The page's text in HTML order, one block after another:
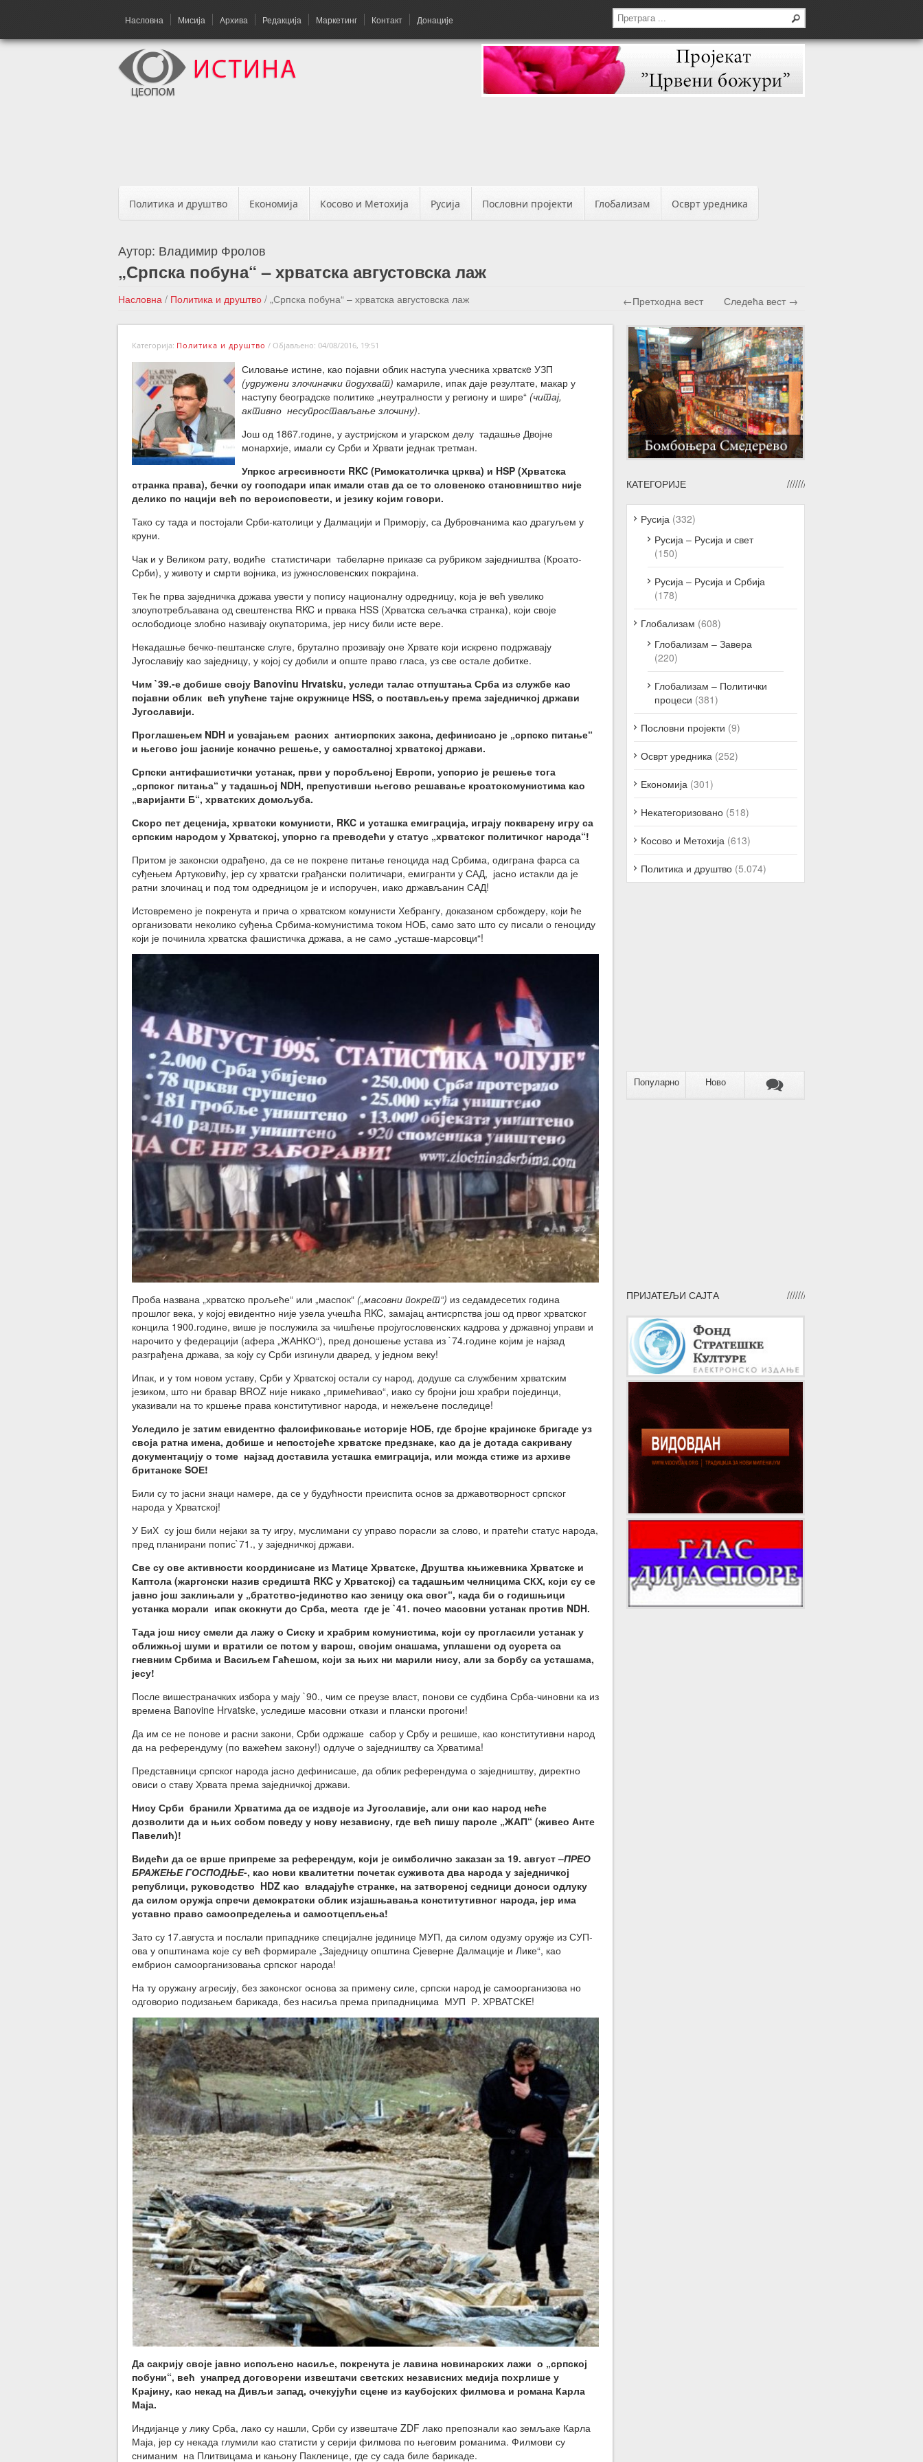
Насловна Мисија Архива Редакција Маркетинг Контакт Донације
Политика и друштво Економија Косово и Метохија Русија Пословни пројекти Глобализам Осврт уредника
Аутор: Владимир Фролов
„Српска побуна“ – хрватска августовска лаж
Насловна / Политика и друштво / „Српска побуна“ – хрватска августовска лаж ←Претходна вест Следећа вест →
Категорија: Политика и друштво / Објављено: 04/08/2016, 19:51
Силовање истине, као појавни облик наступа учесника хрватскe УЗП
(удружени злочиначки подухват) камариле, ипак даје резултате, макар у
наступу београдске политике „неутралности у региону и шире“ (читај,
активно несупростављање злочину).
Још од 1867.године, у аустријском и угарском делу тадашње Двојне
монархије, имали су Срби и Хрвати једнак третман.
Упркос агресивности RKC (Римокатоличка црква) и HSP (Хрватска
странка права), бечки су господари ипак имали став да се то словенско становништво није
делико по нацији већ по вероисповести, и језику којим говори.
Тако су тада и постојали Срби-католици у Далмацији и Приморју, са Дубровчанима као драгуљем у
круни.
Чак и у Великом рату, водиће статистичари табеларне приказе са рубриком заједништва (Кроато-
Срби), у животу и смрти војника, из јужнословенских покрајина.
Тек ће прва заједничка држава увести у попису националну одредницу, која је већ увелико
злоупотребљавана од свештенства RKC и првака HSS (Хрватска сељачка странка), који своје
ослободиоце злобно називају окупаторима, јер нису били исте вере.
Некадашње бечко-пештанске слуге, брутално прозивају оне Хрвате који искрено подржавају
Југославију као заједницу, у којој су добили и опште право гласа, уз све остале добитке.
Чим `39.-е добише своју Banovinu Hrvatsku, уследи талас отпуштања Срба из службе као
појавни облик већ упућене тајне окружнице HSS, о постaвљењу према заједничкој држави
Југославији.
Проглашењем NDH и усвајањем расних антисрпских закона, дефинисано је „српско питање“
и његово још јасније коначно решење, у самосталној хрватској држави.
Српски антифашистички устанак, први у поробљеној Европи, успорио је решење тога
„српског питања“ у тадашњој NDH, препустивши његово решавање кроатокомунистима као
„варијанти Б“, хрватских домољуба.
Скоро пет деценија, хрватски комунисти, RKC и усташка емиграција, играју покварену игру са
српским народом у Хрватској, упорно га преводећи у статус „хрватског политичког народа“!
Притом је законски одрађено, да се не покрене питање геноцида над Србима, одиграна фарса са
суђењем Артуковићу, јер су хрватски грађански политичари, емигранти у САД, јасно истакли да је
ратни злочинац и под том одредницом је и испоручен, иако држављанин САД!
Истовремено је покренута и прича о хрватском комунисти Хебрангу, доказаном србождеру, који ће
организовати неколико суђења Србима-комунистима током НОБ, само зато што су писали о геноциду
који је починила хрватска фашистичка држава, а не само „усташе-марсовци“!
Проба названа „хрватско прољеће“ или „маспок“ („масовни покрет“) из седамдесетих година
прошлог века, у којој евидентно није узела учешћа RKC, замајац антисрпства још од првог хрватског
концила 1900.године, више је послужила за чишћење пројугословенских кадрова у државној управи и
нарочито у федерацији (афера „ЖАНКО“), пред доношење устава из `74.године којим је најзад
разграђена држава, за коју су Срби изгинули дваред, у једном веку!
Ипак, и у том новом уставу, Срби у Хрватској остали су народ, додуше са службеним хрватским
језиком, што ни бравар BROZ није никако „примећивао“, иако су бројни још храбри појединци,
указивали на то кршење права конститутивног народа, и нежељене последице!
Уследило је затим евидентно фалсификовање историје НОБ, где бројне крајинске бригаде уз
своја ратна имена, добише и непостојеће хрватске предзнаке, као да је дотада сакривану
документацију о томе најзад доставила усташка емиграција, или можда стиже из архиве
британске SОЕ!
Били су то јасни знаци намере, да се у будућности преиспита основ за државотворност српског
народа у Хрватској!
У БиХ су још били нејаки за ту игру, муслимани су управо порасли за слово, и пратећи статус народа,
пред планирани попис`71., у заједничкој држави.
Све су ове активности координисане из Матице Хрватске, Друштва књижевника Хрватске и
Каптола (жаргонски назив средиштa RKC у Хрватској) са тадашњим челницима СКХ, који су се
јавно још заклињали у „братство-јединство као зеницу ока свог“, када би о годишњици
устанка морали ипак скокнути до Срба, места где је `41. почео масовни устанак против NDH.
Тада још нису смели да лажу о Сиску и храбрим комунистима, који су прогласили устанак у
оближњој шуми и вратили се потом у варош, својим снашама, уплашени од сусрета са
гневним Србима и Васиљем Гаћешом, који за њих ни марили нису, али за борбу са усташама,
јесу!
После вишестраначких избора у мају `90., чим се преузе власт, понови се судбина Срба-чиновни ка из
времена Banovine Hrvatske, уследише масовни откази и плански прогони!
Да им се не понове и расни закони, Срби одржаше сабор у Србу и решише, као конститутивни народ
да на референдуму (по важећем закону!) одлуче о заједништву са Хрватима!
Представници српског народа јасно дефинисаше, да облик референдума о заједништву, директно
овиси о ставу Хрвата према заједничкој држави.
Нису Срби бранили Хрватима да се издвоје из Југославије, али они као народ неће
дозволити да и њих собом поведу у нову независну, где већ пишу пароле „ЖАП“ (живео Анте
Павелић)!
Видећи да се врше припреме за референдум, који је симболично заказан за 19. август –ПРЕО
БРАЖЕЊЕ ГОСПОДЊЕ-, као нови квалитетни почетак суживота два народа у заједничкој
републици, руководство HDZ као владајуће странке, на затвореној седници доноси одлуку
да силом оружја спречи демократски облик изјашњавања конститутивног народа, јер има
уставно право самоопределења и самоотцепљења!
Зато су 17.августа и послали припаднике специјалне јединице МУП, да силом одузму оружје из СУП-
ова у општинама које су већ формирале „Заједницу општина Сјеверне Далмације и Лике“, као
ембрион самоорганизовања српског народа!
На ту оружану агресију, без законског основа за примену силе, српски народ је самоорганизова но
одговорио подизањем барикада, без насиља према припадницима МУП Р. ХРВАТСКЕ!
Да сакрију своје јавно испољено насиље, покренута је лавина новинарских лажи о „српској
побуни“, већ унапред договорени извештачи светских независних медија похрлише у
Крајину, као некад на Дивљи запад, очекујући сцене из каубојских филмова и романа Карла
Маја.
Индијанце у лику Срба, лако су нашли, Срби су извештаче ZDF лако препознали као земљаке Карла
Маја, јер су некада глумили као статисти у серији филмова по његовим романима. Филмови су
сниманим на Плитвицама и кањону Пакленице, где су сада биле барикаде.
КАТЕГОРИЈЕ
Русија (332)
Русија – Русија и свет
(150)
Русија – Русија и Србија
(178)
Глобализам (608)
Глобализам – Завера
(220)
Глобализам – Политички
процеси (381)
Пословни пројекти (9)
Осврт уредника (252)
Економија (301)
Некатегоризовано (518)
Косово и Метохија (613)
Политика и друштво (5.074)
Популарно Ново
ПРИЈАТЕЉИ САЈТА